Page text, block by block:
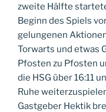
zweite Hälfte
Beginn des Spiels
gelungenen
Torwarts und etwas
Pfosten zu Pfosten
die HSG über 16:11
Ruhe
Gastgeber Hektik